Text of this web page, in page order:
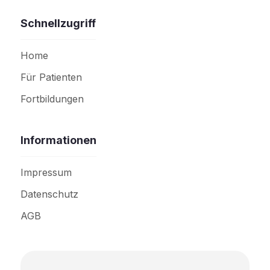
Schnellzugriff
Home
Für Patienten
Fortbildungen
Informationen
Impressum
Datenschutz
AGB